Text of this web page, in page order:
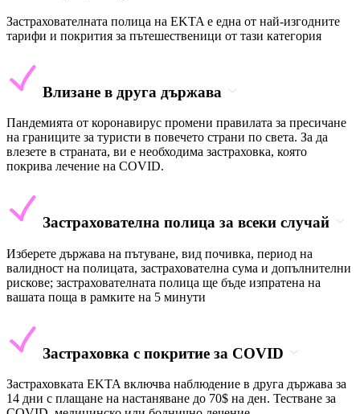
Застрахователната полица на EKTA е една от най-изгодните
тарифи и покрития за пътешественици от тази категория
Влизане в друга държава
Пандемията от коронавирус промени правилата за пресичане
на границите за туристи в повечето страни по света. За да
влезете в страната, ви е необходима застраховка, която
покрива лечение на COVID.
Застрахователна полица за всеки случай
Изберете държава на пътуване, вид почивка, период на
валидност на полицата, застрахователна сума и допълнителни
рискове; застрахователната полица ще бъде изпратена на
вашата поща в рамките на 5 минути
Застраховка с покритие за COVID
Застраховката EKTA включва наблюдение в друга държава за
14 дни с плащане на настаняване до 70$ на ден. Тестване за